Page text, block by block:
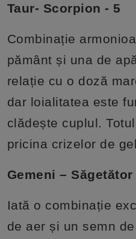
Taur- Scorpion - 5
Combinație
pământ și una de
relație cu o doză
dar loialitatea este
clădește cuplul.
pricina crizelor de
Gemeni – Săgetător
Iată o combinație
de aer și un semn